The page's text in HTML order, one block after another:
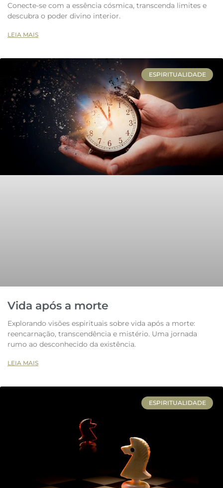
Conecte-se com a essência cósmica, transcenda limites e
descubra o poder divino interior.
LEIA MAIS
ESPIRITUALIDADE
Vida após a morte
Explorando visões espirituais sobre vida após a morte:
reencarnação, transcendência e mistério. Uma jornada
rumo ao desconhecido da existência.
LEIA MAIS
ESPIRITUALIDADE